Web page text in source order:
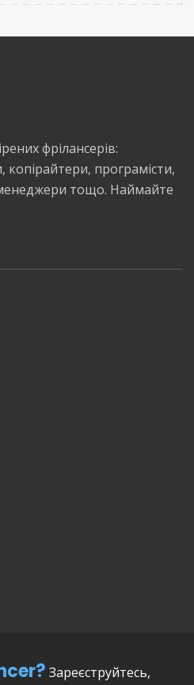
фрілансерів:
програмісти,
тощо. Наймайте
Зареєструйтесь,